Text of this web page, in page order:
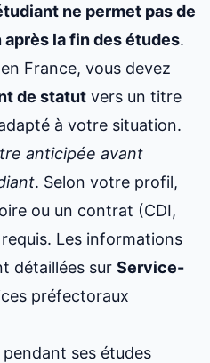
ne permet pas de
la fin des études.
France, vous devez
de statut vers un titre
à votre situation.
anticipée avant
. Selon votre profil,
ou un contrat (CDI,
Les informations
détaillées sur Service-
préfectoraux
ses études